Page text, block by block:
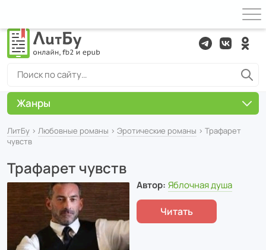
ЛитБу › Любовные романы › Эротические романы › Трафарет
чувств
Трафарет чувств
Автор: Яблочная душа
Читать
Жанры